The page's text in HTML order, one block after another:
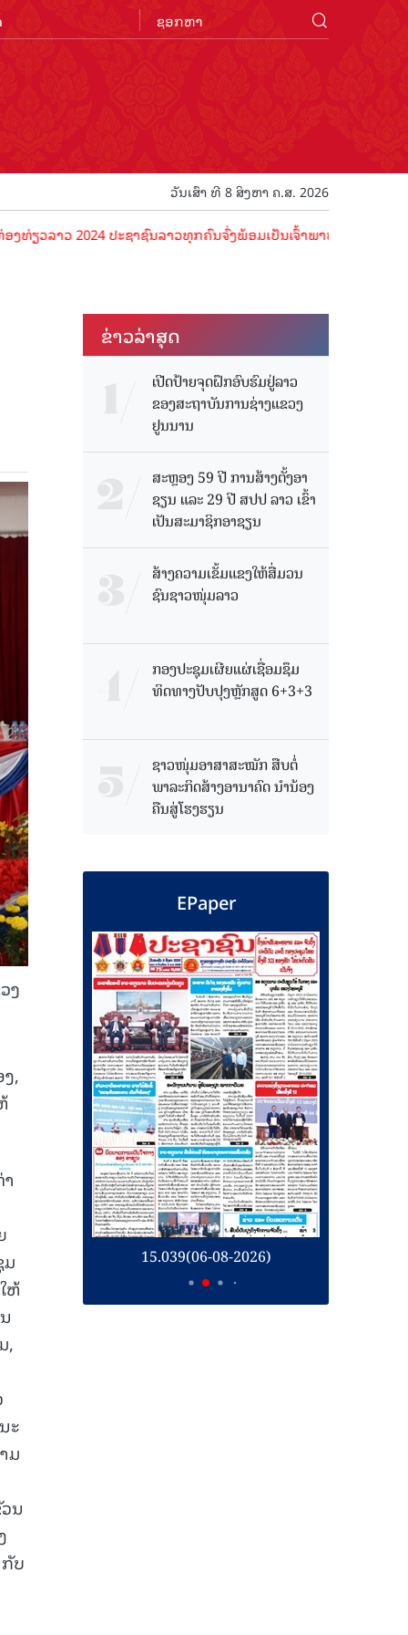
ວັນເສົາ ທີ 8 ສິງຫາ ຄ.ສ. 2026
ວ 2024 ປະຊາຊົນລາວທຸກຄົນຈົ່ງພ້ອມເປັນເຈົ້າພາບທີ່ດີ ຕ້ອນຮັບນັກທ່ອ
ງ
,
ຫ້
,
ະ
ມ
ນ
ບ
ຂ່າວ​ລ່າ​ສຸດ
ເປີດປ້າຍຈຸດຝຶກອົບຮົມຢູ່ລາວ
ຂອງສະຖາບັນການຊ່າງແຂວງ
ຢູນນານ
ສະຫຼອງ 59 ປີ ການສ້າງຕັ້ງອາ
ຊຽນ ແລະ 29 ປີ ສປປ ລາວ ເຂົ້າ
ເປັນສະມາຊິກອາຊຽນ
ສ້າງຄວາມເຂັ້ມແຂງໃຫ້ສື່ມວນ
ຊົນຊາວໜຸ່ມລາວ
ກອງປະຊຸມເຜີຍແຜ່ເຊື່ອມຊຶມ
ທິດທາງປັບປຸງຫຼັກສູດ 6+3+3
ຊາວໜຸ່ມອາສາສະໝັກ ສືບຕໍ່
ພາລະກິດສ້າງອານາຄົດ ນໍານ້ອງ
ຄືນສູ່ໂຮງຮຽນ
EPaper
15.039(06-08-2026)